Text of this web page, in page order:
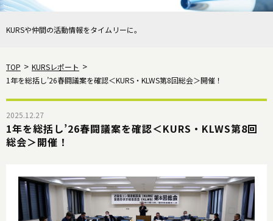
KURSや仲間の活動情報をタイムリーに。
TOP
KURSレポート
1年を総括し’26春闘議案を確認＜KURS・KLWS第8回総会＞開催！
2025.12.27
1年を総括し’26春闘議案を確認＜KURS・KLWS第8回
総会＞開催！